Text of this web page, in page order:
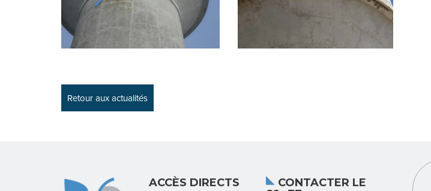
Retour aux actualités
ACCÈS DIRECTS
CONTACTER LE